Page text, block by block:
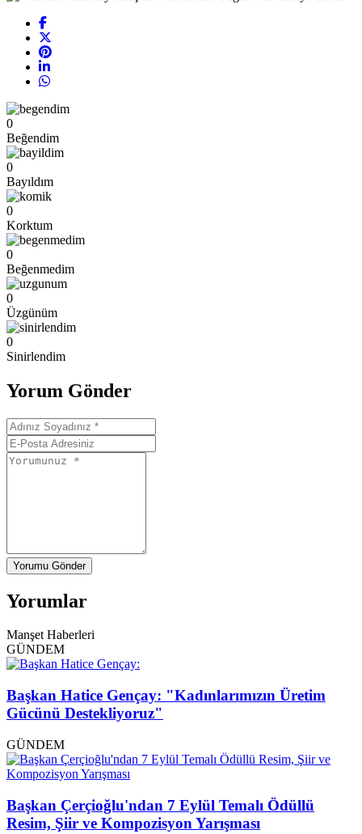
0
Beğendim
0
Bayıldım
0
Korktum
0
Beğenmedim
0
Üzgünüm
0
Sinirlendim
Yorum Gönder
Yorumu Gönder
Yorumlar
Manşet Haberleri
GÜNDEM
Başkan Hatice Gençay: "Kadınlarımızın Üretim
Gücünü Destekliyoruz"
GÜNDEM
Başkan Çerçioğlu'ndan 7 Eylül Temalı Ödüllü
Resim, Şiir ve Kompozisyon Yarışması